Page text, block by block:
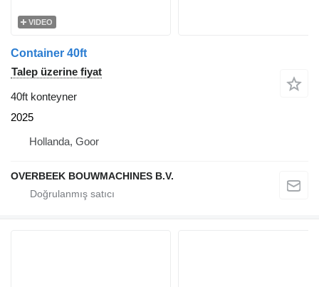
VIDEO
Container 40ft
Talep üzerine fiyat
40ft konteyner
2025
Hollanda, Goor
OVERBEEK BOUWMACHINES B.V.